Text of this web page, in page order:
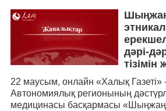
Шыңжаң
дәрі-
22 маусым, онлайн «Халық
Автономиялық регионының
медицинасы басқармасы